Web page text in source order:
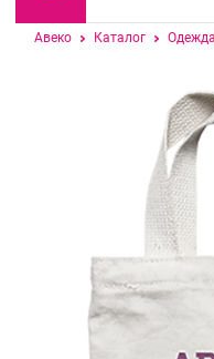
Авеко Каталог